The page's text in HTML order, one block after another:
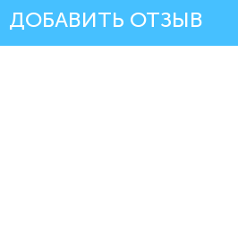
ДОБАВИТЬ ОТЗЫВ